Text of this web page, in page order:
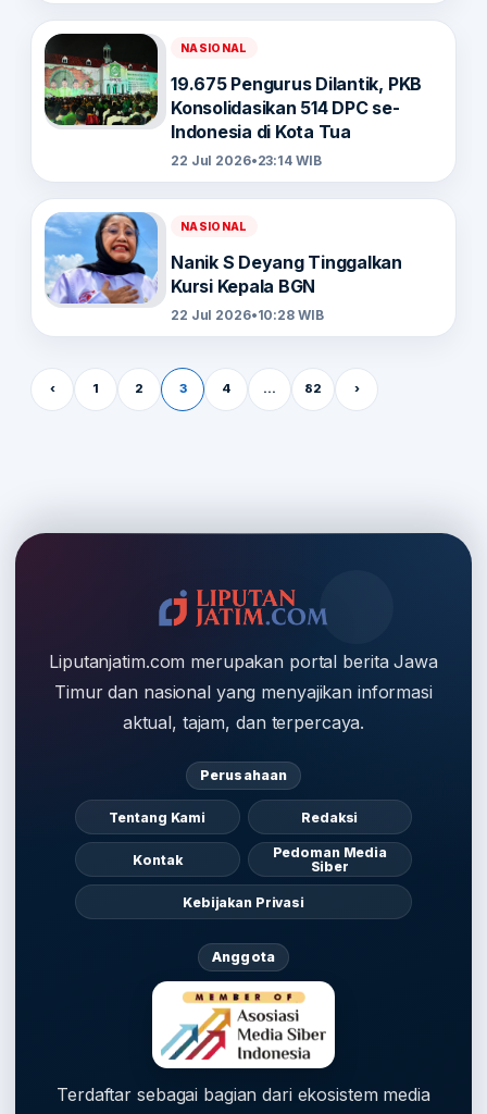
NASIONAL
19.675 Pengurus Dilantik, PKB
Konsolidasikan 514 DPC se-
Indonesia di Kota Tua
22 Jul 2026•23:14 WIB
NASIONAL
Nanik S Deyang Tinggalkan
Kursi Kepala BGN
22 Jul 2026•10:28 WIB
Paginasi pos
‹ 1 2 3 4 … 82 ›
Liputanjatim.com merupakan portal berita Jawa
Timur dan nasional yang menyajikan informasi
aktual, tajam, dan terpercaya.
Perusahaan
Tentang Kami Redaksi
Kontak
Pedoman Media
Siber
Kebijakan Privasi
Anggota
Terdaftar sebagai bagian dari ekosistem media